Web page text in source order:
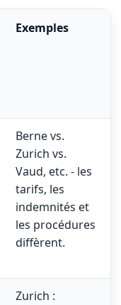
Exemples
Berne vs.
Zurich vs.
Vaud, etc. - les
tarifs, les
indemnités et
les procédures
diffèrent.
Zurich :